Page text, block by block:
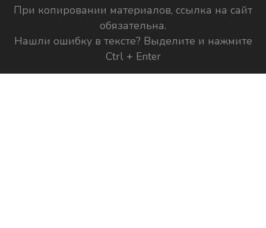
При копировании материалов, ссылка на сайт
обязательна.
Нашли ошибку в тексте? Выделите и нажмите
Ctrl + Enter